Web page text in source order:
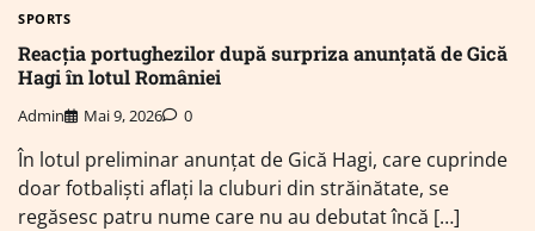
SPORTS
Reacția portughezilor după surpriza anunțată de Gică
Hagi în lotul României
Admin Mai 9, 2026 0
În lotul preliminar anunțat de Gică Hagi, care cuprinde
doar fotbaliști aflați la cluburi din străinătate, se
regăsesc patru nume care nu au debutat încă […]